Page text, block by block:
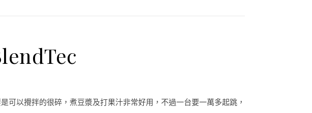
以攪拌的很碎，煮豆漿及打果汁非常好用，不過一台要一萬多起跳，